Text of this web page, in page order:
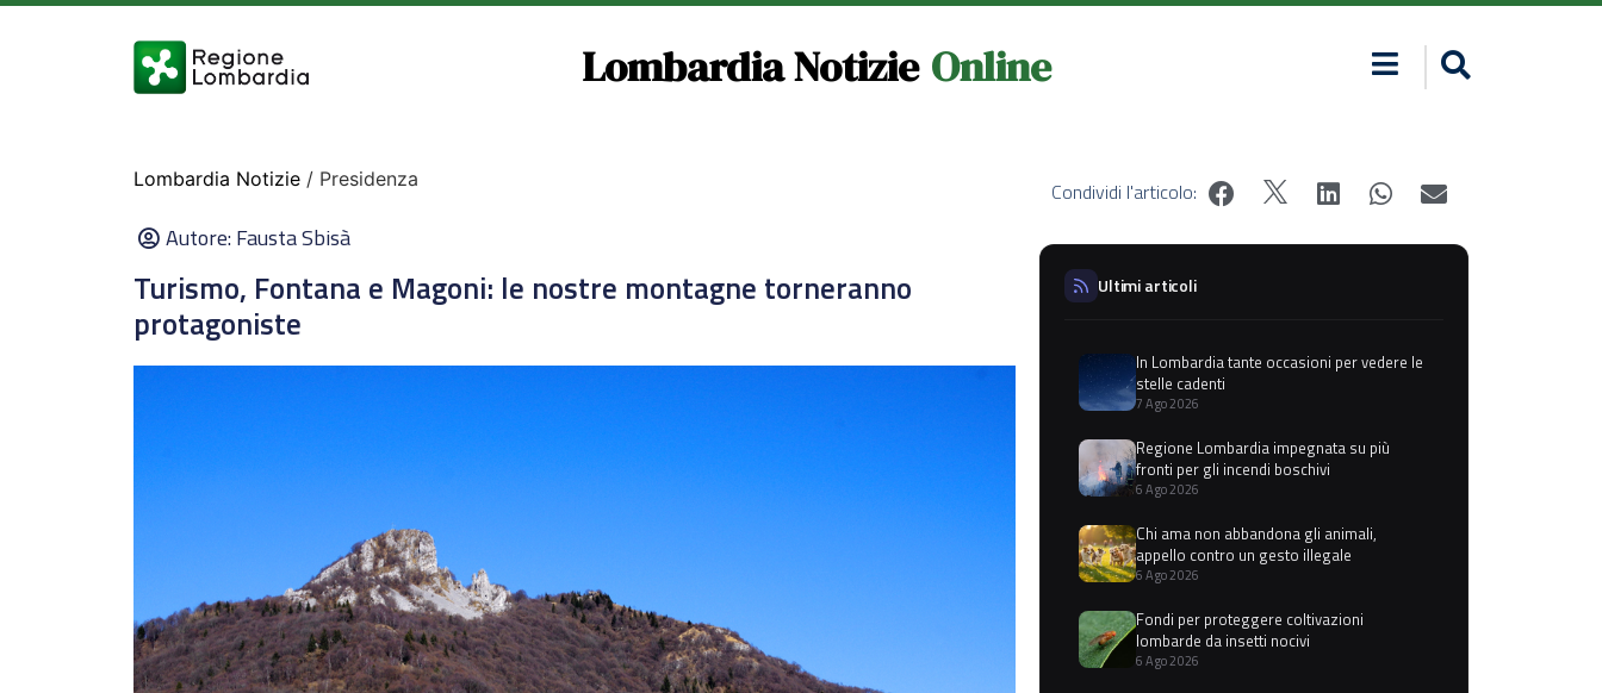
Lombardia Notizie Online
Lombardia Notizie / Presidenza
Autore:Fausta Sbisà
Turismo, Fontana e Magoni: le nostre montagne torneranno
protagoniste
Condividi l'articolo:
Ultimi articoli
In Lombardia tante occasioni per vedere le
stelle cadenti
7 Ago 2026
Regione Lombardia impegnata su più
fronti per gli incendi boschivi
6 Ago 2026
Chi ama non abbandona gli animali,
appello contro un gesto illegale
6 Ago 2026
Fondi per proteggere coltivazioni
lombarde da insetti nocivi
6 Ago 2026